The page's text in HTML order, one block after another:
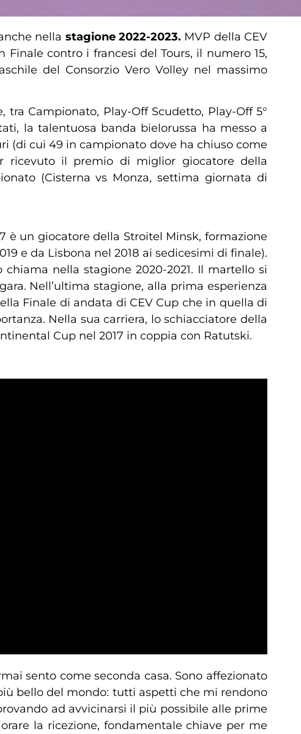
nella stagione 2022-2023. MVP della CEV
contro i francesi del Tours, il numero 15,
del Consorzio Vero Volley nel massimo
Campionato, Play-Off Scudetto, Play-Off 5°
la talentuosa banda bielorussa ha messo a
(di cui 49 in campionato dove ha chiuso come
ricevuto il premio di miglior giocatore della
(Cisterna vs Monza, settima giornata di
è un giocatore della Stroitel Minsk, formazione
e da Lisbona nel 2018 ai sedicesimi di finale).
nella stagione 2020-2021. Il martello si
Nell’ultima stagione, alla prima esperienza
Finale di andata di CEV Cup che in quella di
Nella sua carriera, lo schiacciatore della
Cup nel 2017 in coppia con Ratutski.
sento come seconda casa. Sono affezionato
bello del mondo: tutti aspetti che mi rendono
ad avvicinarsi il più possibile alle prime
la ricezione, fondamentale chiave per me